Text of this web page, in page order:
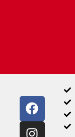
F
a
c
I
n
s
Y
o
u